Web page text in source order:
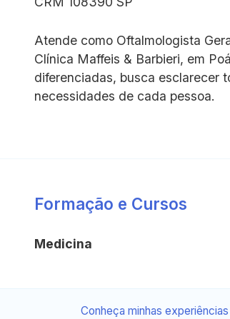
Conheça minhas experiências
Atende como Oftalmologista
Clínica Maffeis & Barbieri, em
diferenciadas, busca esclarecer
necessidades de cada pessoa.
Formação e Cursos
Medicina